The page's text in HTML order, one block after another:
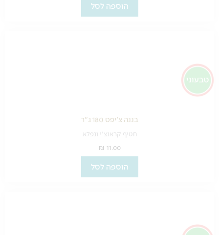
הוספה לסל
בננה צ'יפס 180 ג"ר
חטיף קראנצ'י ונפלא
₪ 11.00
הוספה לסל